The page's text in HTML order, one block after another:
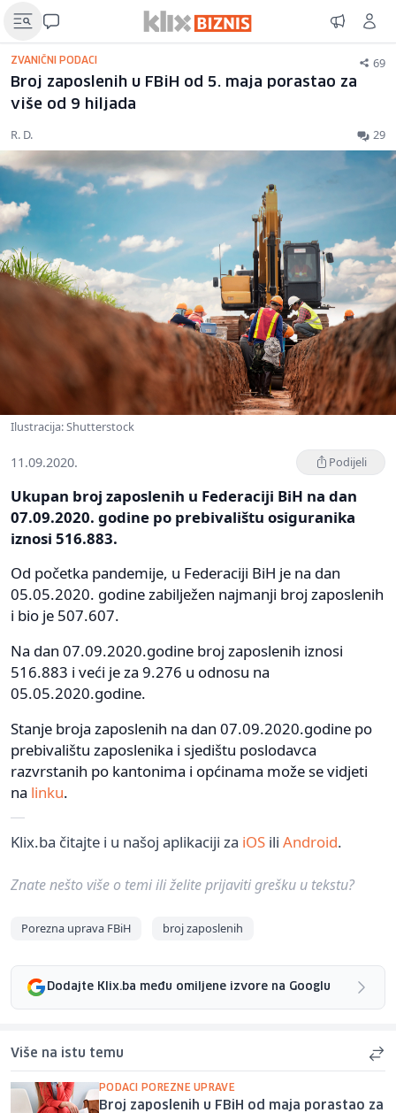
ZVANIČNI PODACI 69
Broj zaposlenih u FBiH od 5. maja porastao za
više od 9 hiljada
R. D. 29
Ilustracija: Shutterstock
11.09.2020. Podijeli
Ukupan broj zaposlenih u Federaciji BiH na dan
07.09.2020. godine po prebivalištu osiguranika
iznosi 516.883.
Od početka pandemije, u Federaciji BiH je na dan
05.05.2020. godine zabilježen najmanji broj zaposlenih
i bio je 507.607.
Na dan 07.09.2020.godine broj zaposlenih iznosi
516.883 i veći je za 9.276 u odnosu na
05.05.2020.godine.
Stanje broja zaposlenih na dan 07.09.2020.godine po
prebivalištu zaposlenika i sjedištu poslodavca
razvrstanih po kantonima i općinama može se vidjeti
na linku.
Klix.ba čitajte i u našoj aplikaciji za iOS ili Android.
Znate nešto više o temi ili želite prijaviti grešku u tekstu?
Porezna uprava FBiH broj zaposlenih
Dodajte Klix.ba među omiljene izvore na Googlu
Više na istu temu
PODACI POREZNE UPRAVE
Broj zaposlenih u FBiH od maja porastao za